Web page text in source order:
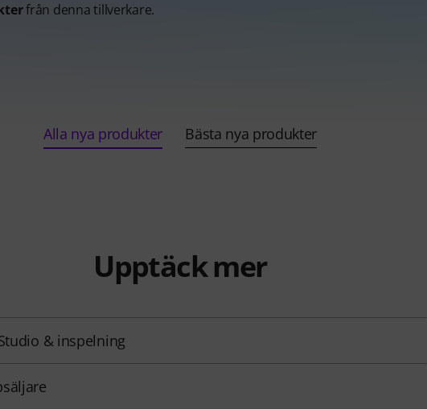
från denna tillverkare.
Alla nya produkter Bästa nya produkter
Upptäck mer
& inspelning